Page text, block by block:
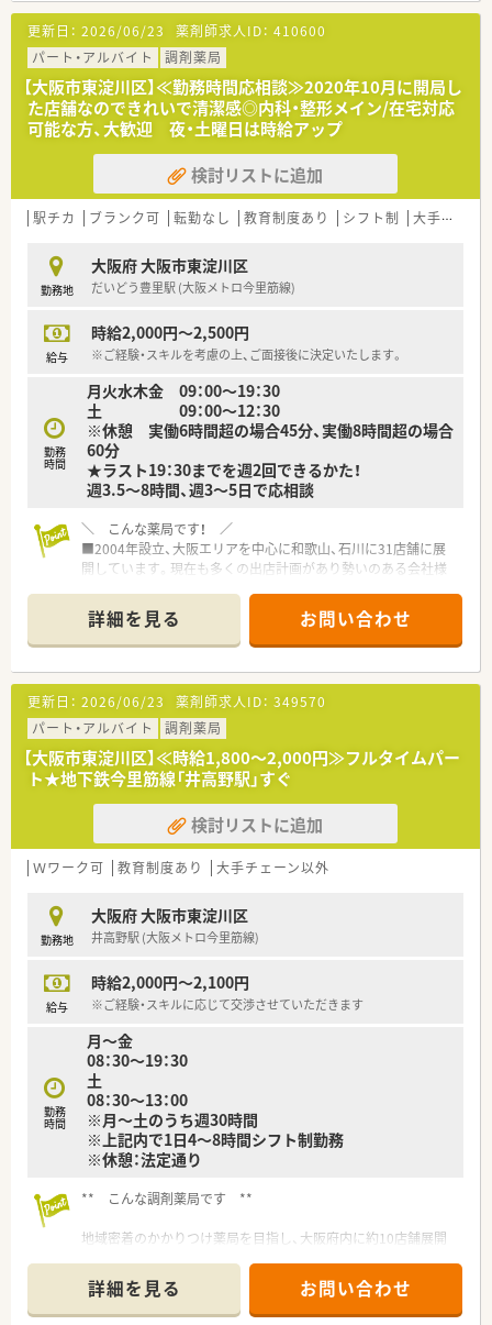
■年に一度、社長など役職者との個別面談もあり、
風通しのよい社風が魅力のひとつです。
更新日： 2026/06/23 薬剤師求人ID： 410600
パート・アルバイト
調剤薬局
【大阪市東淀川区】≪勤務時間応相談≫2020年10月に開局し
た店舗なのできれいで清潔感◎内科・整形メイン/在宅対応
可能な方、大歓迎 夜・土曜日は時給アップ
検討リストに追加
駅チカ ブランク可 転勤なし 教育制度あり シフト制 大手チェーン以外
勤務地
大阪府 大阪市東淀川区
だいどう豊里駅 (大阪メトロ今里筋線)
給与
時給2,000円～2,500円
※ご経験・スキルを考慮の上、ご面接後に決定いたします。
勤務
時間
月火水木金 09：00～19：30
土 09：00～12：30
※休憩 実働6時間超の場合45分、実働8時間超の場合
60分
★ラスト19：30までを週2回できるかた！
週3.5～8時間、週3～5日で応相談
＼ こんな薬局です！ ／
■2004年設立、大阪エリアを中心に和歌山、石川に31店舗に展
開しています。現在も多くの出店計画があり勢いのある会社様
■代表者は60代前半女性社長様で、働きながら3人の子育てを経
験されております。「現役薬剤師・女性社長だからそこの働き方」
を追及されており、女性薬剤師様の働き方については、ライフイ
ベントに合わせながら様々ご相談を頂けます。
■エリア制も取られており、各エリアにマネージャーがいらっし
ゃるので、何かあった際も安心の環境です。大阪エリアは6ブロ
ックに分けており、6人のエリアマネージャー様とラウンダー者
がおります。
■平均年齢は40代中盤となり落ち着いた店舗が多い印象です。
＼ コンサルタントおすすめポイント★ ／
■だいどう豊里駅から徒歩圏内にあるきれいな薬局のパート募
集です！
■2020年10月に開局した店舗なので、今店舗でご活躍中の方と
詳細を見る お問い合わせ
更新日： 2026/06/23 薬剤師求人ID： 349570
パート・アルバイト
調剤薬局
【大阪市東淀川区】≪時給1,800～2,000円≫フルタイムパー
ト★地下鉄今里筋線「井高野駅」すぐ
検討リストに追加
Ｗワーク可 教育制度あり 大手チェーン以外
勤務地
大阪府 大阪市東淀川区
井高野駅 (大阪メトロ今里筋線)
給与
時給2,000円～2,100円
※ご経験・スキルに応じて交渉させていただきます
勤務
時間
月～金
08：30～19：30
土
08：30～13：00
※月～土のうち週30時間
※上記内で1日4～8時間シフト制勤務
※休憩：法定通り
** こんな調剤薬局です **
地域密着のかかりつけ薬局を目指し、大阪府内に約10店舗展開
一人ひとりがスキルアップルできる環境を作り、地域医療への貢
献を目指しています。
詳細を見る お問い合わせ